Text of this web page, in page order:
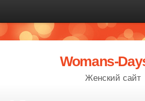
Womans-
Женский сайт